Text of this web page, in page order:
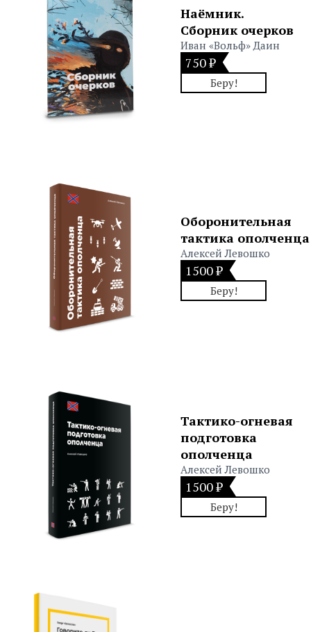
Наёмник.
Сборник очерков
Иван «Вольф» Даин
750 ₽
Беру!
Оборонительная
тактика ополченца
Алексей Левошко
1500 ₽
Беру!
Тактико-огневая
подготовка
ополченца
Алексей Левошко
1500 ₽
Беру!